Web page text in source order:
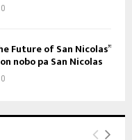
0
Future of San Nicolas”
nobo pa San Nicolas
0